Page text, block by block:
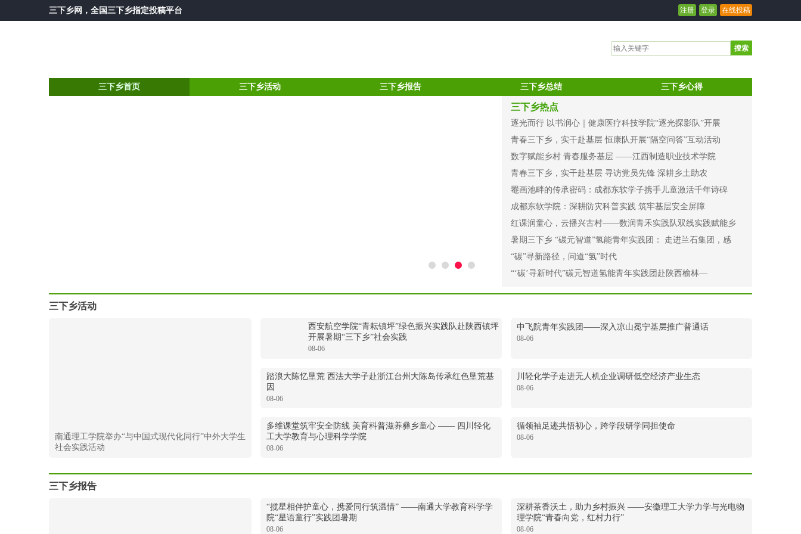
注册 登录 在线投稿
三下乡网 ，全国三下乡指定投稿平台
搜索
三下乡首页 三下乡活动 三下乡报告 三下乡总结 三下乡心得
三下乡热点
逐光而行 以书润心｜健康医疗科技学院“逐光探影队”开展
青春三下乡，实干赴基层 恒康队开展“隔空问答”互动活动
数字赋能乡村 青春服务基层 ——江西制造职业技术学院
青春三下乡，实干赴基层 寻访党员先锋 深耕乡土助农
罨画池畔的传承密码：成都东软学子携手儿童激活千年诗碑
成都东软学院：深耕防灾科普实践 筑牢基层安全屏障
红课润童心，云播兴古村——数润青禾实践队双线实践赋能乡
暑期三下乡 “碳元智道”氢能青年实践团： 走进兰石集团，感
“碳”寻新路径，问道“氢”时代
“‘碳’寻新时代”碳元智道氢能青年实践团赴陕西榆林—
三下乡活动
南通理工学院举办“与中国式现代化同行”中外大学生
社会实践活动
西安航空学院“青耘镇坪”绿色振兴实践队赴陕西镇坪
开展暑期“三下乡”社会实践
08-06
中飞院青年实践团——深入凉山冕宁基层推广普通话
08-06
踏浪大陈忆垦荒 西法大学子赴浙江台州大陈岛传承红色垦荒基
因
08-06
川轻化学子走进无人机企业调研低空经济产业生态
08-06
多维课堂筑牢安全防线 美育科普滋养彝乡童心 —— 四川轻化
工大学教育与心理科学学院
08-06
循领袖足迹共悟初心，跨学段研学同担使命
08-06
三下乡报告
“揽星相伴护童心，携爱同行筑温情” ——南通大学教育科学学
院“星语童行”实践团暑期
08-06
深耕茶香沃土，助力乡村振兴 ——安徽理工大学力学与光电物
理学院“青春向党，红村力行”
08-06